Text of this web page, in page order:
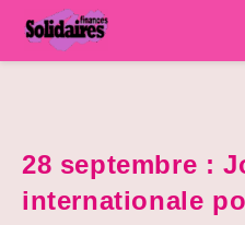
28 septembre :
internationale